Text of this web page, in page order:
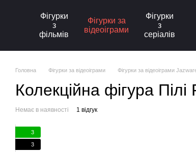
Фігурки
з
фільмів
Фігурки за
відеоіграми
Фігурки
з
серіалів
Головна Фігурки за відеоіграми Фігурки за відеоіграми
Колекційна фігура
Немає в наявності 1 відгук
3
3